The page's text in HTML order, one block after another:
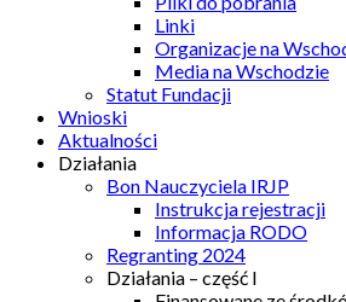
Linki
Organizacje na
Media na Wschodzie
Statut Fundacji
Wnioski
Aktualności
Działania
Bon Nauczyciela IRJP
Instrukcja rejestracji
Informacja RODO
Regranting 2024
Działania – część I